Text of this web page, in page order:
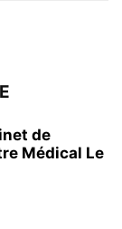
de
Médical Le